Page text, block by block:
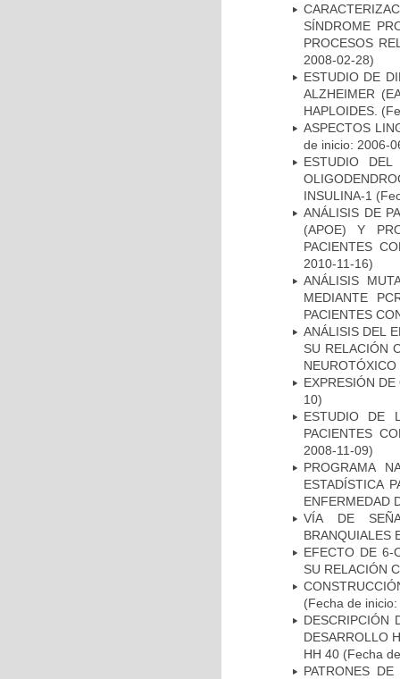
SÍNDROME
PROCESOS
2008-02-28)
ESTUDIO DE
ALZHEIMER
HAPLOIDES.
ASPECTOS
de inicio: 2006-
ESTUDIO
INSULINA-1
ANÁLISIS DE
(APOE) Y
PACIENTES
2010-11-16)
ANÁLISIS
MEDIANTE
PACIENTES
ANÁLISIS DEL
SU RELACIÓN
NEUROTÓXICO
EXPRESIÓN
10)
ESTUDIO DE
PACIENTES
2008-11-09)
PROGRAMA
ESTADÍSTICA
ENFERMEDAD
VÍA DE
BRANQUIALES
EFECTO DE 6-
SU RELACIÓN
(Fecha de
DESCRIPCIÓN
DESARROLLO
HH 40 (Fecha
PATRONES